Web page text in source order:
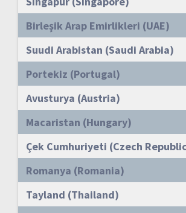
Birleşik Arap Emirlikleri (UAE)
Suudi Arabistan (Saudi Arabia)
Portekiz (Portugal)
Avusturya (Austria)
Macaristan (Hungary)
Çek Cumhuriyeti (Czech
Romanya (Romania)
Tayland (Thailand)